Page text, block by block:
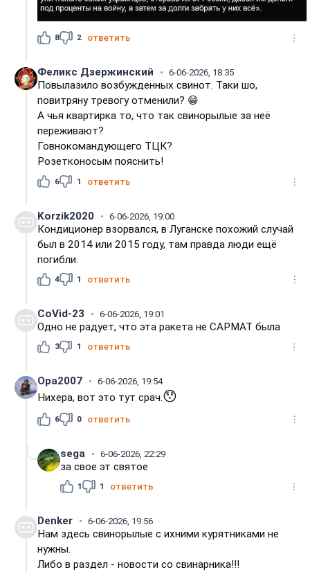
8 2 ответить
Феликс Дзержинский 6-06-2026, 18:35
Повылазило возбужденных свинот. Таки шо,
повитряну тревогу отменили? 😁
А чья квартирка то, что так свинорылые за неё
переживают?
Говнокомандующего ТЦК?
Розетконосым пояснить!
6 1 ответить
Korzik2020 6-06-2026, 19:00
Кондиционер взорвался, в Луганске похожий случай
был в 2014 или 2015 году, там правда люди ещё
погибли.
4 1 ответить
CoVid-23 6-06-2026, 19:01
Одно не радует, что эта ракета не САРМАТ была
3 1 ответить
Opa2007 6-06-2026, 19:54
Нихера, вот это тут срач.😯
6 0 ответить
sega 6-06-2026, 22:29
за свое эт святое
1 1 ответить
Denker 6-06-2026, 19:56
Нам здесь свинорылые с ихними курятниками не
нужны.
Либо в раздел - новости со свинарника!!!